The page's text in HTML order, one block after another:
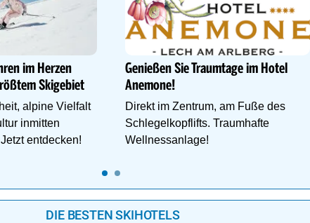
im Herzen
Skigebiet
alpine Vielfalt
inmitten
entdecken!
Genießen Sie Traumtage im Hotel
Anemone!
Direkt im Zentrum, am Fuße des
Schlegelkopflifts. Traumhafte
Wellnessanlage!
DIE BESTEN SKIHOTELS